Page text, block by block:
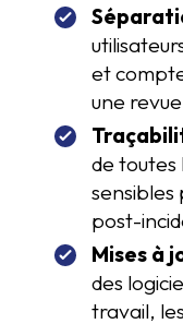
et
une
de toutes
sensibles
post-
Mises à
des
travail,